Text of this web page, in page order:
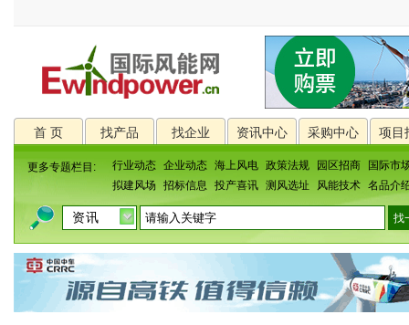
首 页 找产品 找企业 资讯中心 采购中心 项目
更多专题栏目: 行业动态 企业动态 海上风电 政策法规 园区招商
国际市
拟建风场
招标信息 投产喜讯 测风选址 风能技术 名品介